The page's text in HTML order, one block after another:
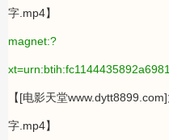
字.mp4】
magnet:?
【[电影天堂
字.mp4】